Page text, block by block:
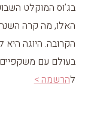
בג’וס המוקלט
האלו, מה קרה
הקרובה. היוגה
בעולם עם
להרשמה >